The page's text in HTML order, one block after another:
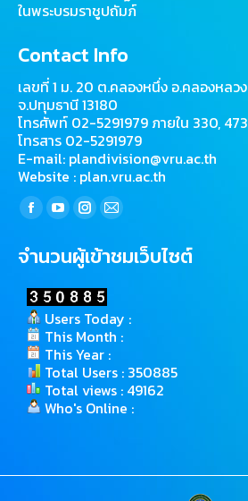
ในพระบรมราชูปถัมภ์
Contact Info
เลขที่ 1 ม. 20 ต.คลองหนึ่ง อ.คลองหลวง
จ.ปทุมธานี 13180
โทรศัพท์ 02-5291979 ภายใน 330, 473
โทรสาร 02-5291979
E-mail: plandivision@vru.ac.th
Website : plan.vru.ac.th
Find us on:
Facebook
opens
in
new
window
YouTube
opens
in
new
window
Instagram
opens
in
new
window
Mail
page
opens
new
window
จำนวนผู้เข้าชมเว็บไซต์
Users Today :
This Month :
This Year :
Total Users : 350885
Total views : 49162
Who's Online :